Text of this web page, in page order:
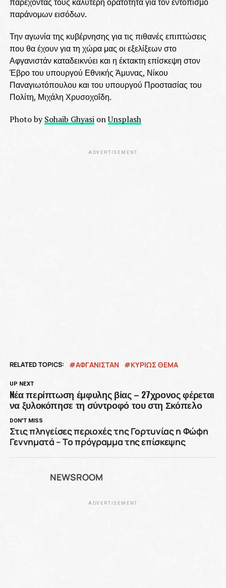
παράνομων εισόδων.
Την αγωνία της κυβέρνησης για τις πιθανές επιπτώσεις
που θα έχουν για τη χώρα μας οι εξελίξεων στο
Αφγανιστάν καταδεικνύει και η έκτακτη επίσκεψη στον
Έβρο του υπουργού Εθνικής Άμυνας, Νίκου
Παναγιωτόπουλου και του υπουργού Προστασίας του
Πολίτη, Μιχάλη Χρυσοχοΐδη.
Photo bySohaib GhyasionUnsplash
ADVERTISEMENT
RELATED TOPICS: ΑΦΓΑΝΙΣΤΑΝ ΚΥΡΙΩΣ ΘΕΜΑ
UP NEXT
Nέα περίπτωση έμφυλης βίας – 27χρονος φέρεται
να ξυλοκόπησε τη σύντροφό του στη Σκόπελο
DON'T MISS
Στις πληγείσες περιοχές της Γορτυνίας η Φώφη
Γεννηματά – Το πρόγραμμα της επίσκεψης
NEWSROOM
ADVERTISEMENT